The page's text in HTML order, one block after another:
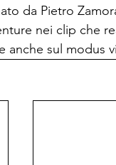
da Pietro
nei clip che
anche sul modus